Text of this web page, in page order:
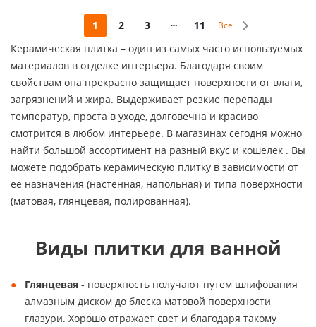
1 2 3 11 Все
Керамическая плитка – один из самых часто используемых
материалов в отделке интерьера. Благодаря своим
свойствам она прекрасно защищает поверхности от влаги,
загрязнений и жира. Выдерживает резкие перепады
температур, проста в уходе, долговечна и красиво
смотрится в любом интерьере. В магазинах сегодня можно
найти большой ассортимент на разный вкус и кошелек . Вы
можете подобрать керамическую плитку в зависимости от
ее назначения (настенная, напольная) и типа поверхности
(матовая, глянцевая, полированная).
Виды плитки для ванной
Глянцевая - поверхность получают путем шлифования
алмазным диском до блеска матовой поверхности
глазури. Хорошо отражает свет и благодаря такому